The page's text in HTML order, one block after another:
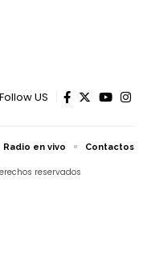
Follow US
reservados
Radio en vivo Contactos